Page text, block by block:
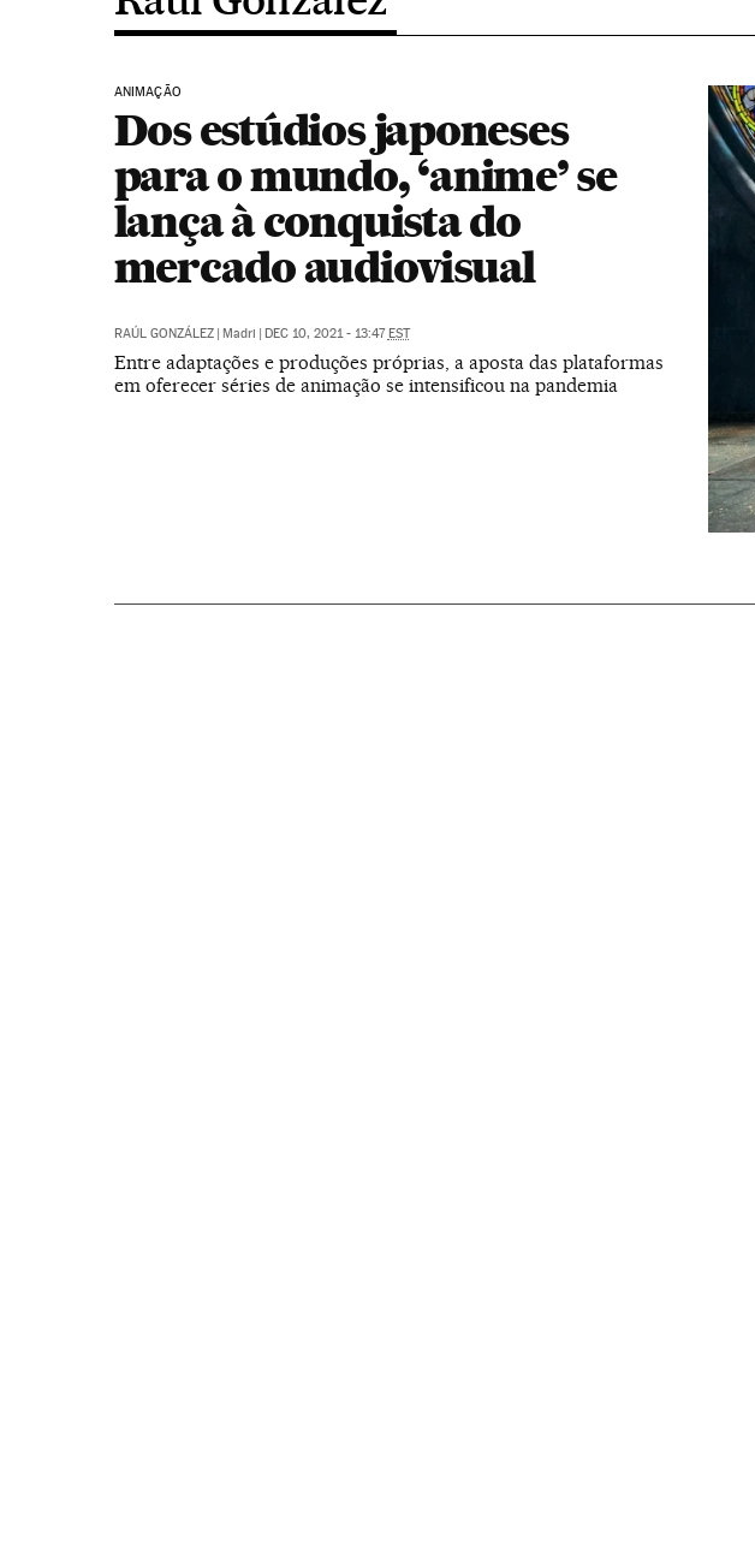
ANIMAÇÃO
Dos estúdios japoneses
para o mundo, ‘anime’ se
lança à conquista do
mercado audiovisual
RAÚL GONZÁLEZ | Madri | DEC 10, 2021 - 13:47EST
Entre adaptações e produções próprias, a aposta das plataformas
em oferecer séries de animação se intensificou na pandemia